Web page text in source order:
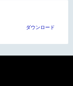
ダウンロード